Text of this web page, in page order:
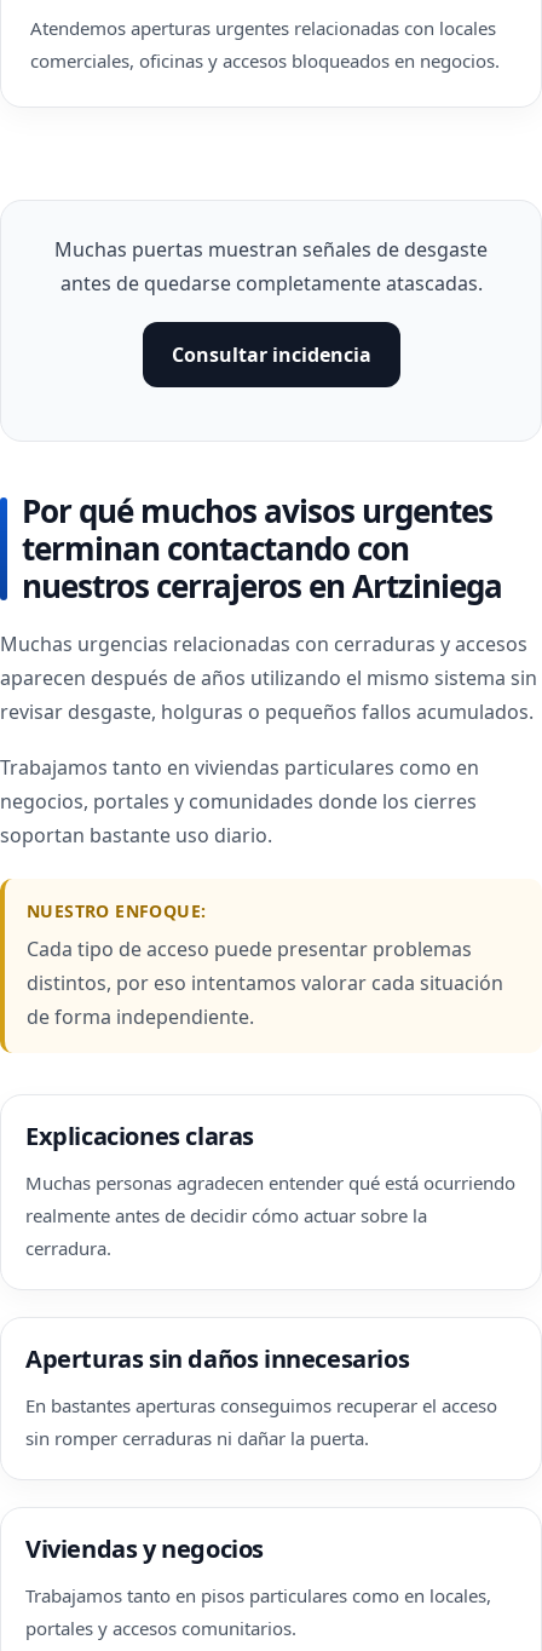
Atendemos aperturas urgentes relacionadas con locales
comerciales, oficinas y accesos bloqueados en negocios.
Muchas puertas muestran señales de desgaste
antes de quedarse completamente atascadas.
Consultar incidencia
Por qué muchos avisos urgentes
terminan contactando con
nuestros cerrajeros en Artziniega
Muchas urgencias relacionadas con cerraduras y accesos
aparecen después de años utilizando el mismo sistema sin
revisar desgaste, holguras o pequeños fallos acumulados.
Trabajamos tanto en viviendas particulares como en
negocios, portales y comunidades donde los cierres
soportan bastante uso diario.
NUESTRO ENFOQUE:
Cada tipo de acceso puede presentar problemas
distintos, por eso intentamos valorar cada situación
de forma independiente.
Explicaciones claras
Muchas personas agradecen entender qué está ocurriendo
realmente antes de decidir cómo actuar sobre la
cerradura.
Aperturas sin daños innecesarios
En bastantes aperturas conseguimos recuperar el acceso
sin romper cerraduras ni dañar la puerta.
Viviendas y negocios
Trabajamos tanto en pisos particulares como en locales,
portales y accesos comunitarios.